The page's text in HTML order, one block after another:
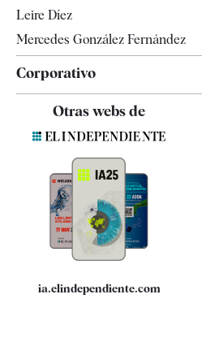
Leire Díez
Mercedes González Fernández
Corporativo
Contacto
Quiénes somos
Especificaciones
Otras webs de
ia.elindependiente.com